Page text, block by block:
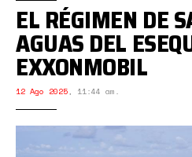
EL RÉGIMEN DE
AGUAS DEL
EXXONMOBIL
12 Ago 2025, 11:44 am.